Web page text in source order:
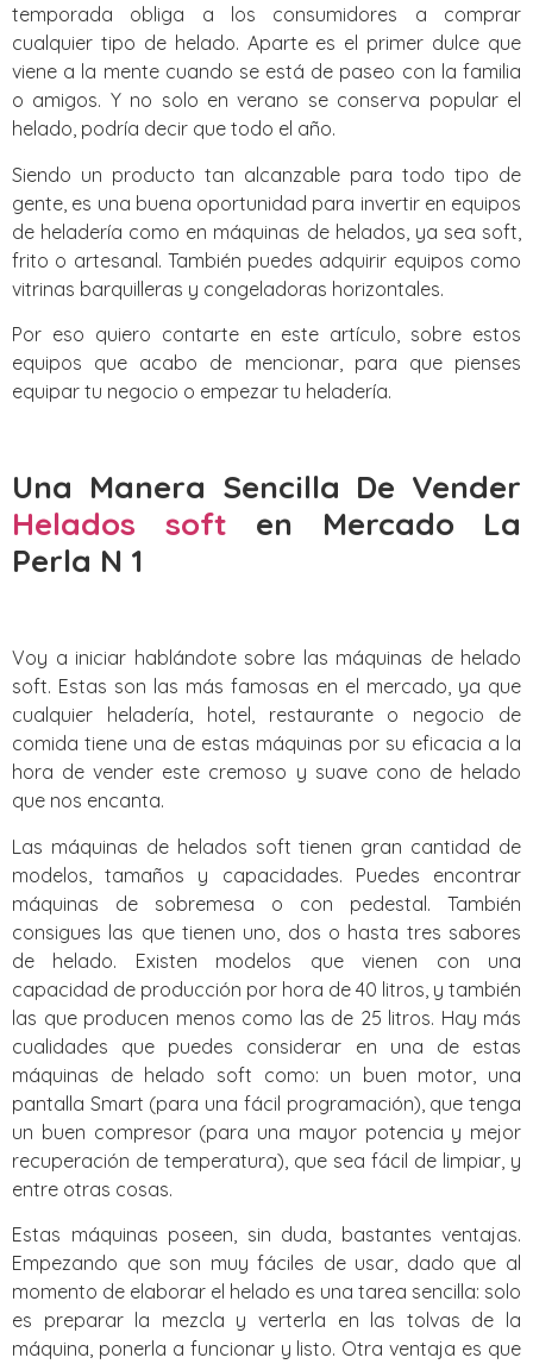
temporada obliga a los consumidores a comprar
cualquier tipo de helado. Aparte es el primer dulce que
viene a la mente cuando se está de paseo con la familia
o amigos. Y no solo en verano se conserva popular el
helado, podría decir que todo el año.
Siendo un producto tan alcanzable para todo tipo de
gente, es una buena oportunidad para invertir en equipos
de heladería como en máquinas de helados, ya sea soft,
frito o artesanal. También puedes adquirir equipos como
vitrinas barquilleras y congeladoras horizontales.
Por eso quiero contarte en este artículo, sobre estos
equipos que acabo de mencionar, para que pienses
equipar tu negocio o empezar tu heladería.
Una Manera Sencilla De Vender
Helados soft en Mercado La
Perla N 1
Voy a iniciar hablándote sobre las máquinas de helado
soft. Estas son las más famosas en el mercado, ya que
cualquier heladería, hotel, restaurante o negocio de
comida tiene una de estas máquinas por su eficacia a la
hora de vender este cremoso y suave cono de helado
que nos encanta.
Las máquinas de helados soft tienen gran cantidad de
modelos, tamaños y capacidades. Puedes encontrar
máquinas de sobremesa o con pedestal. También
consigues las que tienen uno, dos o hasta tres sabores
de helado. Existen modelos que vienen con una
capacidad de producción por hora de 40 litros, y también
las que producen menos como las de 25 litros. Hay más
cualidades que puedes considerar en una de estas
máquinas de helado soft como: un buen motor, una
pantalla Smart (para una fácil programación), que tenga
un buen compresor (para una mayor potencia y mejor
recuperación de temperatura), que sea fácil de limpiar, y
entre otras cosas.
Estas máquinas poseen, sin duda, bastantes ventajas.
Empezando que son muy fáciles de usar, dado que al
momento de elaborar el helado es una tarea sencilla: solo
es preparar la mezcla y verterla en las tolvas de la
máquina, ponerla a funcionar y listo. Otra ventaja es que